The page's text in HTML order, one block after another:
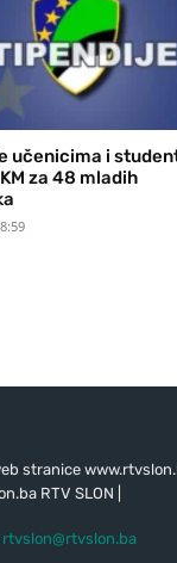
učenicima i
za 48 mladih
stranice
RTV SLON |
rtvslon@rtvslon.ba